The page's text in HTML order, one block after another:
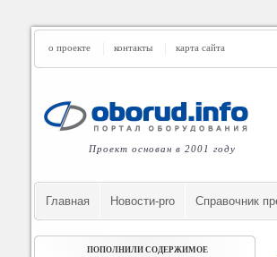
о проекте контакты карта сайта
Проект основан в 2001 году
Главная Новости-pro Cправочник
ПОПОЛНИЛИ СОДЕРЖИМОЕ